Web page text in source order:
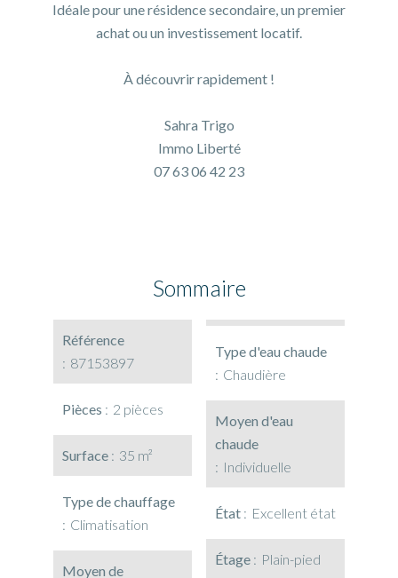
Idéale pour une résidence secondaire, un premier
achat ou un investissement locatif.
À découvrir rapidement !
Sahra Trigo
Immo Liberté
07 63 06 42 23
Sommaire
Référence
87153897
Pièces 2 pièces
Surface 35 m²
Type de chauffage
Climatisation
Moyen de
Type d'eau chaude
Chaudière
Moyen d'eau
chaude
Individuelle
État Excellent état
Étage Plain-pied